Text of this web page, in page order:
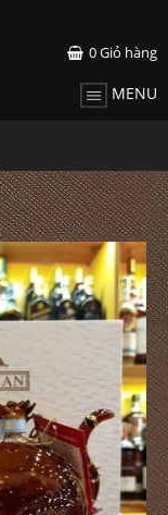
0Giỏ hàng
MENU